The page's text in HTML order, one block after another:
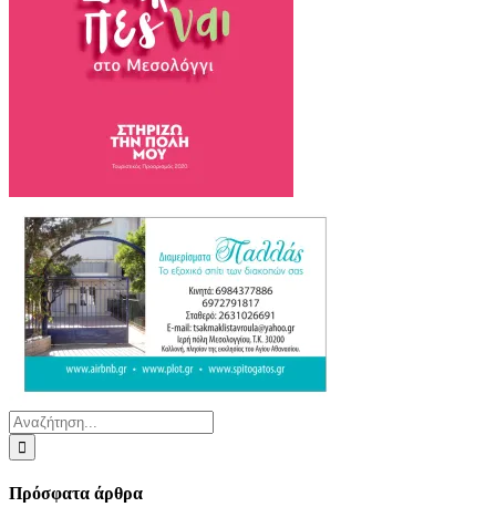
Αναζήτηση
για:
Πρόσφατα άρθρα